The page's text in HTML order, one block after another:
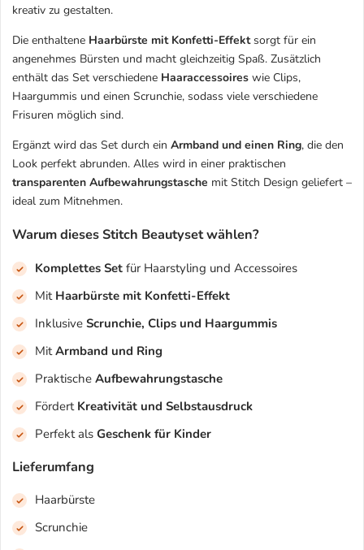
kreativ zu gestalten.
Die enthaltene Haarbürste mit Konfetti-Effektsorgt für ein
angenehmes Bürsten und macht gleichzeitig Spaß. Zusätzlich
enthält das Set verschiedene Haaraccessoires wie Clips,
Haargummis und einen Scrunchie, sodass viele verschiedene
Frisuren möglich sind.
Ergänzt wird das Set durch ein Armband und einen Ring, die den
Look perfekt abrunden. Alles wird in einer praktischen
transparenten Aufbewahrungstasche mit Stitch Design geliefert –
ideal zum Mitnehmen.
Warum dieses Stitch Beautyset wählen?
Komplettes Set für Haarstyling und Accessoires
Mit Haarbürste mit Konfetti-Effekt
Inklusive Scrunchie, Clips und Haargummis
MitArmband und Ring
Praktische Aufbewahrungstasche
Fördert Kreativität und Selbstausdruck
Perfekt als Geschenk für Kinder
Lieferumfang
Haarbürste
Scrunchie